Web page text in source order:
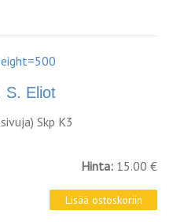
S. Eliot
Skp K3
Hinta: 15.00 €